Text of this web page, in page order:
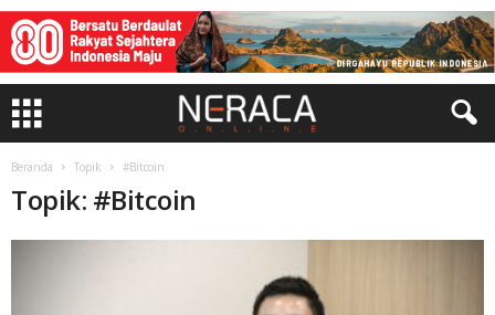
Beranda Topik #Bitcoin
Topik: #Bitcoin